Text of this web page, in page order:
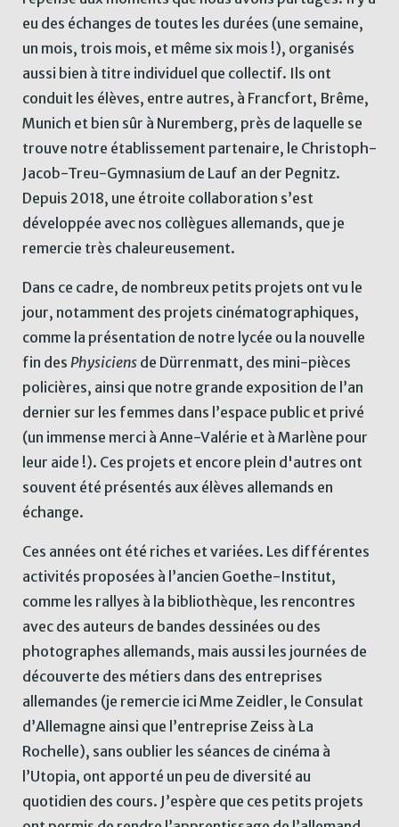
eu des échanges de toutes les durées (une semaine,
un mois, trois mois, et même six mois !), organisés
aussi bien à titre individuel que collectif. Ils ont
conduit les élèves, entre autres, à Francfort, Brême,
Munich et bien sûr à Nuremberg, près de laquelle se
trouve notre établissement partenaire, le Christoph-
Jacob-Treu-Gymnasium de Lauf an der Pegnitz.
Depuis 2018, une étroite collaboration s’est
développée avec nos collègues allemands, que je
remercie très chaleureusement.
Dans ce cadre, de nombreux petits projets ont vu le
jour, notamment des projets cinématographiques,
comme la présentation de notre lycée ou la nouvelle
fin des Physiciens de Dürrenmatt, des mini-pièces
policières, ainsi que notre grande exposition de l’an
dernier sur les femmes dans l’espace public et privé
(un immense merci à Anne-Valérie et à Marlène pour
leur aide !). Ces projets et encore plein d'autres ont
souvent été présentés aux élèves allemands en
échange.
Ces années ont été riches et variées. Les différentes
activités proposées à l’ancien Goethe-Institut,
comme les rallyes à la bibliothèque, les rencontres
avec des auteurs de bandes dessinées ou des
photographes allemands, mais aussi les journées de
découverte des métiers dans des entreprises
allemandes (je remercie ici Mme Zeidler, le Consulat
d’Allemagne ainsi que l’entreprise Zeiss à La
Rochelle), sans oublier les séances de cinéma à
l’Utopia, ont apporté un peu de diversité au
quotidien des cours. J’espère que ces petits projets